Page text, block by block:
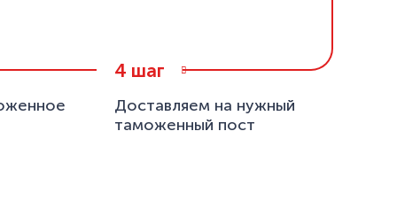
шаг
Доставляем на нужный
таможенный пост